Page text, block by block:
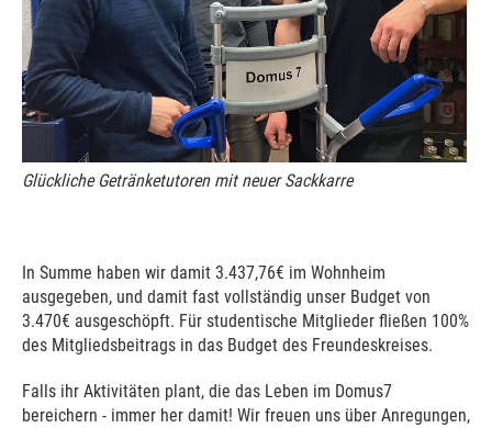
Glückliche Getränketutoren mit neuer Sackkarre
In Summe haben wir damit 3.437,76€ im Wohnheim
ausgegeben, und damit fast vollständig unser Budget von
3.470€ ausgeschöpft. Für studentische Mitglieder fließen 100%
des Mitgliedsbeitrags in das Budget des Freundeskreises.
Falls ihr Aktivitäten plant, die das Leben im Domus7
bereichern - immer her damit! Wir freuen uns über Anregungen,